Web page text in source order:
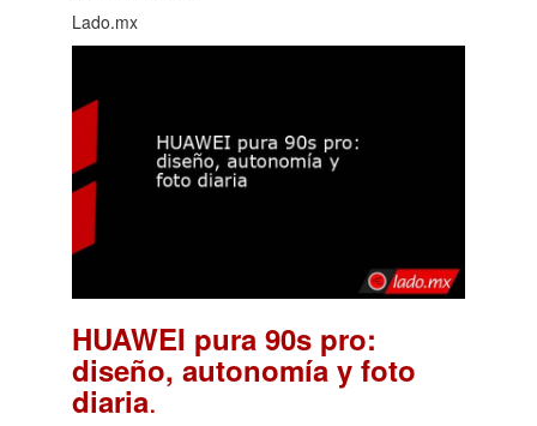
Lado.mx
HUAWEI pura 90s pro:
diseño, autonomía y foto
diaria.